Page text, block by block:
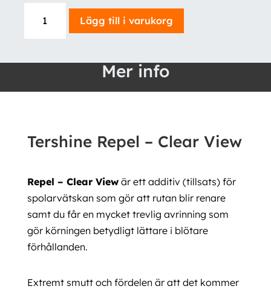
Repel
mängd
Lägg till i varukorg
Mer info
Tershine Repel – Clear View
Repel – Clear Viewär ett additiv (tillsats) för
spolarvätskan som gör att rutan blir renare
samt du får en mycket trevlig avrinning som
gör körningen betydligt lättare i blötare
förhållanden.
Extremt smutt och fördelen är att det kommer